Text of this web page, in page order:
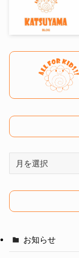
イ
ブ
お知らせ